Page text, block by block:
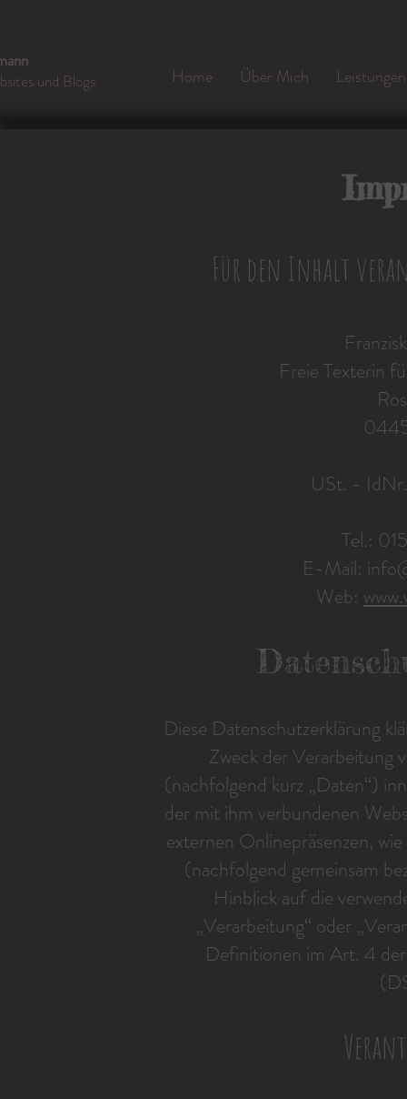
Home Über Mich
und Blogs
Für den Inhalt
Freie Texterin
USt. -
Tel.:
E-Mail:
Web:
Diese Datenschutzerklärung
Zweck der Verarbeitung
(nachfolgend kurz „Daten“)
der mit ihm verbundenen
externen Onlinepräsenzen,
(nachfolgend gemeinsam
Hinblick auf die
„Verarbeitung“ oder
Definitionen im Art. 4